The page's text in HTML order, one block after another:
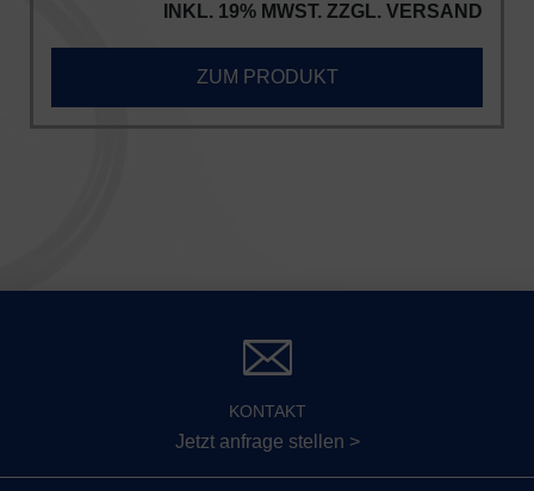
INKL. 19% MWST. ZZGL. VERSAND
ZUM PRODUKT
KONTAKT
Jetzt anfrage stellen >